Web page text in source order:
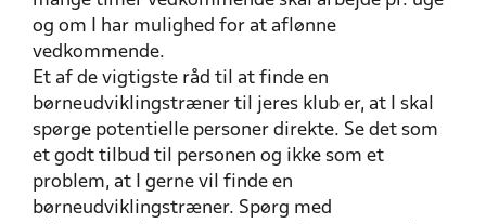
og om I har mulighed for at aflønne
vedkommende.
Et af de vigtigste råd til at finde en
børneudviklingstræner til jeres klub er, at I skal
spørge potentielle personer direkte. Se det som
et godt tilbud til personen og ikke som et
problem, at I gerne vil finde en
børneudviklingstræner. Spørg med